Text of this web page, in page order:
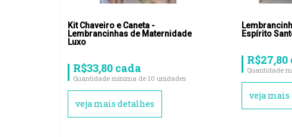
Kit Chaveiro e Caneta -
Lembrancinhas de Maternidade
Luxo
R$33,80 cada
Quantidade mínima de 10 unidades
veja mais detalhes
Espírito
R$27,80
Quantidade
veja mais